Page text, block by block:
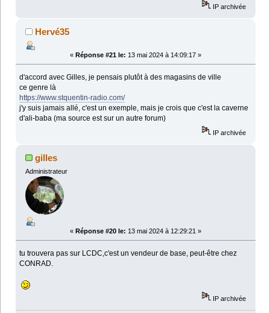
IP archivée
Hervé35
« Réponse #21 le: 13 mai 2024 à 14:09:17 »
d'accord avec Gilles, je pensais plutôt à des magasins de ville
ce genre là
https://www.stquentin-radio.com/
j'y suis jamais allé, c'est un exemple, mais je crois que c'est la caverne
d'ali-baba (ma source est sur un autre forum)
IP archivée
gilles
Administrateur
« Réponse #20 le: 13 mai 2024 à 12:29:21 »
tu trouvera pas sur LCDC,c'est un vendeur de base, peut-être chez
CONRAD.
IP archivée